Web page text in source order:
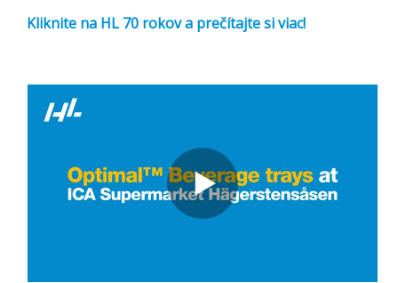
Kliknite na HL 70 rokov a prečítajte si viac!